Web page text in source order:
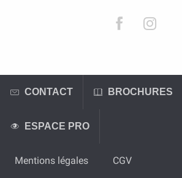
CONTACT BROCHURES
ESPACE PRO
Mentions légales CGV